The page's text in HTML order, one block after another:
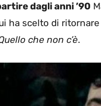
dagli anni ’90
ha scelto di
che non c’è.